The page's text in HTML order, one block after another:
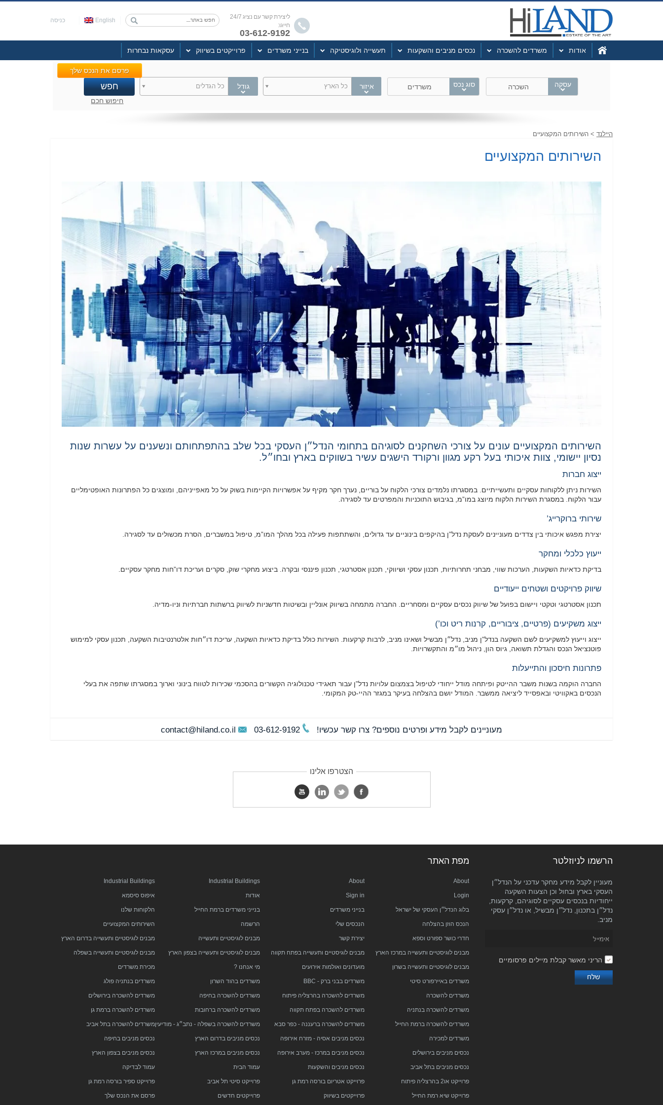
English כניסה
ליצירת קשר עם נציג 24/7
חייגו:
03-612-9192
אודות משרדים להשכרה נכסים מניבים והשקעות תעשייה ולוגיסטיקה בנייני משרדים פרוייקטים בשיווק עסקאות נבחרות
פרסם את הנכס שלך
השכרה עסקה משרדים סוג נכס איזור כל הארץ גודל כל הגדלים
חיפוש חכם
היילנד > השירותים המקצועיים
השירותים המקצועיים
השירותים המקצועיים עונים על צורכי השחקנים לסוגיהם בתחומי הנדל״ן העסקי בכל שלב בהתפתחותם ונשענים על עשרות שנות
נסיון יישומי, צוות איכותי בעל רקע מגוון ורקורד הישגים עשיר בשווקים בארץ ובחו״ל.
ייצוג חברות
השירות ניתן ללקוחות עסקיים ותעשייתיים. במסגרתו נלמדים צורכי הלקוח על בוריים, נערך חקר מקיף על אפשרויות הקיימות בשוק על כל מאפייניהם, ומוצגים כל הפתרונות האופטימליים
עבור הלקוח. במסגרת השירות הלקוח מיוצג במו”מ, בגיבוש התוכניות והמפרטים עד לסגירה.
שירותי ברוקרייג’
יצירת מפגש איכותי בין צדדים מעוניינים לעסקת נדל”ן בהיקפים בינוניים עד גדולים, והשתתפות פעילה בכל מהלך המו”מ, טיפול במשברים, הסרת מכשולים עד לסגירה.
ייעוץ כלכלי ומחקר
בדיקת כדאיות השקעות, הערכות שווי, מבחני תחרותיות, תכנון עסקי ושיווקי, תכנון אסטרטגי, תכנון פיננסי ובקרה. ביצוע מחקרי שוק, סקרים ועריכת דו”חות מחקר עסקיים.
שיווק פרויקטים ושטחים ייעודיים
תכנון אסטרטגי וטקטי ויישום בפועל של שיווק נכסים עסקיים ומסחריים. החברה מתמחה בשיווק אונליין ובשיטות חדשניות לשיווק ברשתות חברתיות וניו-מדיה.
ייצוג משקיעים (פרטיים, ציבוריים, קרנות ריט וכו’)
ייצוג וייעוץ למשקיעים לשם השקעה בנדל”ן מניב, נדל״ן מבשיל ושאינו מניב, לרבות קרקעות. השירות כולל בדיקת כדאיות השקעה, עריכת דו״חות אלטרנטיבות השקעה, תכנון עסקי למימוש
פוטנציאל הנכס והגדלת תשואה, גיוס הון, ניהול מו״מ והתקשרויות.
פתרונות חיסכון והתייעלות
החברה הוקמה בשנות משבר ההייטק ופיתחה מודל ייחודי לטיפול בצמצום עלויות נדל”ן עבור תאגידי טכנולוגיה הקשורים בהסכמי שכירות לטווח בינוני וארוך במסגרתו שתפה את בעלי
הנכסים באקוויטי ובאפסייד ליציאה ממשבר. המודל יושם בהצלחה בעיקר במגזר ההיי-טק המקומי.
מעוניינים לקבל מידע ופרטים נוספים? צרו קשר עכשיו! contact@hiland.co.il 03-612-9192
הצטרפו אלינו
הרשמו לניוזלטר
מעוניין לקבל מידע מחקר עדכני על הנדל״ן
העסקי בארץ ובחול וכן הצעות השקעה
ייחודיות בנכסים עסקיים לסוגיהם, קרקעות,
נדל״ן בתכנון, נדל״ן מבשיל, או נדל״ן עסקי
מניב.
הריני מאשר קבלת מיילים פרסומיים
מפת האתר
About
About
Industrial Buildings
Industrial Buildings
Login
Sign in אודות איפוס סיסמא
בלוג הנדל״ן העסקי של ישראל בנייני משרדים בנייני משרדים ברמת החייל הלקוחות שלנו
הנכס הוזן בהצלחה הנכסים שלי הרשמה השירותים המקצועיים
חדרי כושר ספורט וספא יצירת קשר מבנים לוגיסטיים ותעשייה מבנים לוגיסטיים ותעשייה בדרום הארץ
מבנים לוגיסטיים ותעשייה במרכז הארץ מבנים לוגיסטיים ותעשייה בפתח תקווה מבנים לוגיסטיים ותעשייה בצפון הארץ מבנים לוגיסטיים ותעשייה בשפלה
מבנים לוגיסטיים ותעשייה בשרון מועדונים ואולמות אירועים מי אנחנו ? מכירת משרדים
משרדים באיירפורט סיטי משרדים בבני ברק - BBC משרדים בהוד השרון משרדים בנתניה פולג
משרדים להשכרה משרדים להשכרה בהרצליה פיתוח משרדים להשכרה בחיפה משרדים להשכרה בירושלים
משרדים להשכרה בנתניה משרדים להשכרה בפתח תקווה משרדים להשכרה ברחובות משרדים להשכרה ברמת גן
משרדים להשכרה ברמת החייל משרדים להשכרה ברעננה - כפר סבא משרדים להשכרה בשפלה - נתב״ג - מודיעיןמשרדים להשכרה בתל אביב
משרדים למכירה נכסים מניבים אסיה - מזרח אירופה נכסים מניבים בדרום הארץ נכסים מניבים בחיפה
נכסים מניבים בירושלים נכסים מניבים במרכז - מערב אירופה נכסים מניבים במרכז הארץ נכסים מניבים בצפון הארץ
נכסים מניבים בתל אביב נכסים מניבים והשקעות עמוד הבית עמוד לבדיקה
פרוייקט או2 בהרצליה פיתוח פרוייקט אטריום בורסה רמת גן פרוייקט סיטי תל אביב פרוייקט ספיר בורסה רמת גן
פרוייקט שיא רמת החייל פרוייקטים בשיווק פרוייקטים חדשים פרסם את הנכס שלך